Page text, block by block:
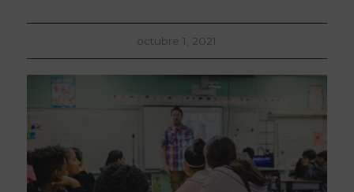
octubre 1, 2021